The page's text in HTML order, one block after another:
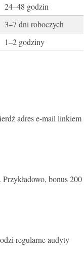
24–48 godzin
3–7 dni roboczych
1–2 godziny
adres e-mail linkiem
bonus 200
regularne audyty